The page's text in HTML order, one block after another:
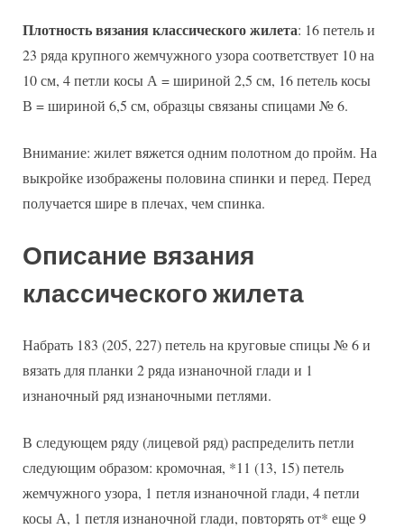
Плотность вязания классического жилета: 16 петель и
23 ряда крупного жемчужного узора соответствует 10 на
10 см, 4 петли косы А = шириной 2,5 см, 16 петель косы
В = шириной 6,5 см, образцы связаны спицами № 6.
Внимание: жилет вяжется одним полотном до пройм. На
выкройке изображены половина спинки и перед. Перед
получается шире в плечах, чем спинка.
Описание вязания
классического жилета
Набрать 183 (205, 227) петель на круговые спицы № 6 и
вязать для планки 2 ряда изнаночной глади и 1
изнаночный ряд изнаночными петлями.
В следующем ряду (лицевой ряд) распределить петли
следующим образом: кромочная, *11 (13, 15) петель
жемчужного узора, 1 петля изнаночной глади, 4 петли
косы А, 1 петля изнаночной глади, повторять от* еще 9